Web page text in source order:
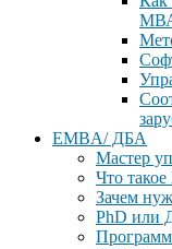
EMBA/ ДБA
Мастер
Что
Зачем
PhD или